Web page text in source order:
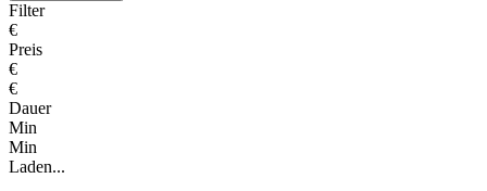
Filter
€
Preis
€
€
Dauer
Min
Min
Laden...